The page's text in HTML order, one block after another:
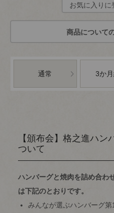
お気に入りに
通常 3か
【頒布会】格之進ハン
ついて
ハンバーグと焼肉を詰め合わ
は下記のとおりです。
みんなが選ぶハンバーグ